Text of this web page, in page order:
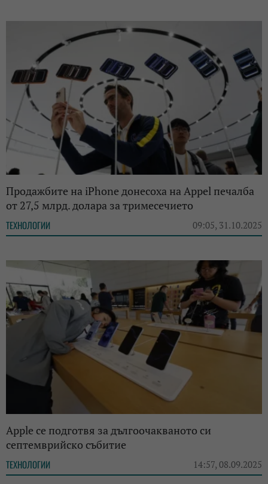
Продажбите на iPhone донесоха на Appel печалба
от 27,5 млрд. долара за тримесечието
ТЕХНОЛОГИИ 09:05, 31.10.2025
Apple се подготвя за дългоочакваното си
септемврийско събитие
ТЕХНОЛОГИИ 14:57, 08.09.2025